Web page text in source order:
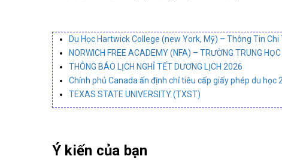
Du Học Hartwick College (new York, Mỹ) – Thông Tin Chi
NORWICH FREE ACADEMY (NFA) – TRƯỜNG TRUNG
THÔNG BÁO LỊCH NGHỈ TẾT DƯƠNG LỊCH 2026
Chính phủ Canada ấn định chỉ tiêu cấp giấy phép du học
TEXAS STATE UNIVERSITY (TXST)
Ý kiến của bạn